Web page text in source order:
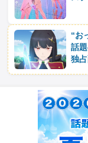
“お
話
独